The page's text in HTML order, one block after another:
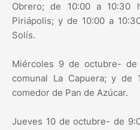
Obrero; de 10:00 a 10:30
Piriápolis; y de 10:00 a
Solís.
Miércoles 9 de octubre-
comunal La Capuera; y de
comedor de Pan de Azúcar.
Jueves 10 de octubre- de